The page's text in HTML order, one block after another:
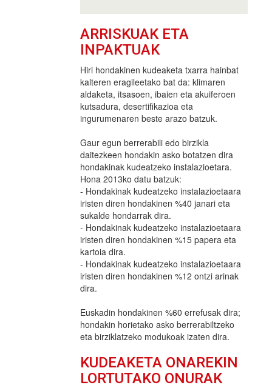
ARRISKUAK ETA
INPAKTUAK
Hiri hondakinen kudeaketa txarra hainbat
kalteren eragileetako bat da: klimaren
aldaketa, itsasoen, ibaien eta akuiferoen
kutsadura, desertifikazioa eta
ingurumenaren beste arazo batzuk.
Gaur egun berrerabili edo birzikla
daitezkeen hondakin asko botatzen dira
hondakinak kudeatzeko instalazioetara.
Hona 2013ko datu batzuk:
- Hondakinak kudeatzeko instalazioetaara
iristen diren hondakinen %40 janari eta
sukalde hondarrak dira.
- Hondakinak kudeatzeko instalazioetaara
iristen diren hondakinen %15 papera eta
kartoia dira.
- Hondakinak kudeatzeko instalazioetaara
iristen diren hondakinen %12 ontzi arinak
dira.
Euskadin hondakinen %60 errefusak dira;
hondakin horietako asko berrerabiltzeko
eta birziklatzeko modukoak izaten dira.
KUDEAKETA ONAREKIN
LORTUTAKO ONURAK